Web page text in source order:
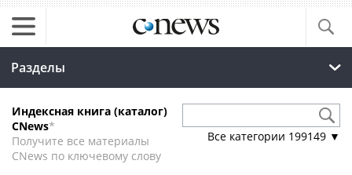
Разделы
Индексная книга (каталог)
CNews*
Получите все материалы
CNews по ключевому слову
Все категории 199149 ▼